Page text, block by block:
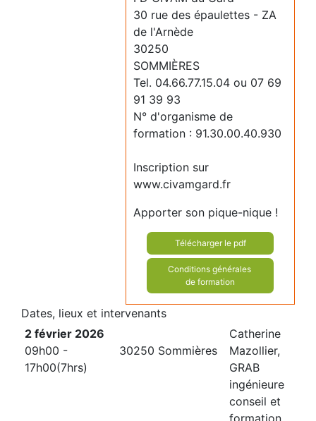
30 rue des épaulettes - ZA
de l'Arnède
30250
SOMMIÈRES
Tel. 04.66.77.15.04 ou 07 69
91 39 93
N° d'organisme de
formation : 91.30.00.40.930
Inscription sur
www.civamgard.fr
Apporter son pique-nique !
Télécharger le pdf
Conditions générales
de formation
Dates, lieux et intervenants
2 février 2026
09h00 -
17h00(7hrs)
30250 Sommières
Catherine
Mazollier,
GRAB
ingénieure
conseil et
formation